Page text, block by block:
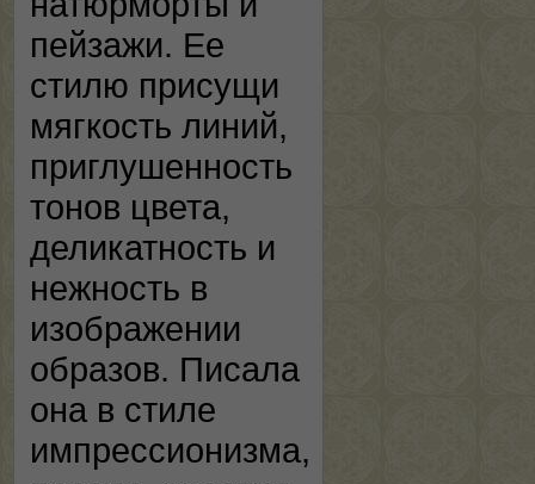
пейзажи. Ее
стилю присущи
мягкость линий,
приглушенность
тонов цвета,
деликатность и
нежность в
изображении
образов. Писала
она в стиле
импрессионизма,